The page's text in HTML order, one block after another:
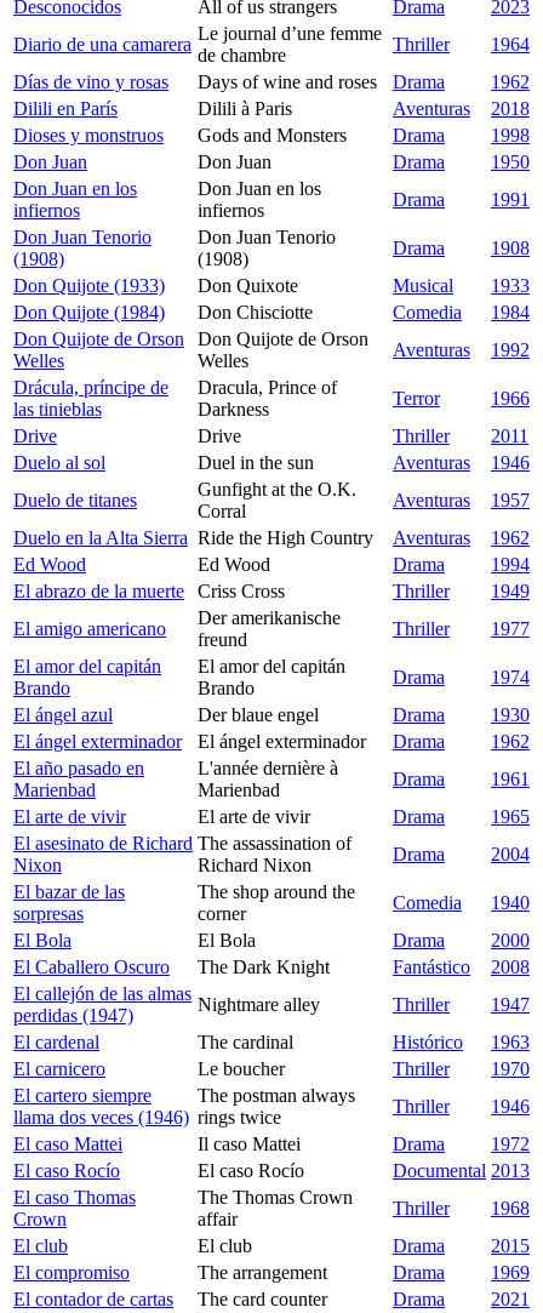
Desconocidos
All of us strangers Drama
2023
Diario de una camarera
Le journal d’une femme
de chambre
Thriller
1964
Días de vino y rosas
Days of wine and roses Drama
1962
Dilili en París
Dilili à Paris Aventuras
2018
Dioses y monstruos
Gods and Monsters Drama
1998
Don Juan
Don Juan Drama
1950
Don Juan en los
infiernos
Don Juan en los
infiernos
Drama
1991
Don Juan Tenorio
(1908)
Don Juan Tenorio
(1908)
Drama
1908
Don Quijote (1933)
Don Quixote Musical
1933
Don Quijote (1984)
Don Chisciotte Comedia
1984
Don Quijote de Orson
Welles
Don Quijote de Orson
Welles
Aventuras
1992
Drácula, príncipe de
las tinieblas
Dracula, Prince of
Darkness
Terror
1966
Drive
Drive Thriller
2011
Duelo al sol
Duel in the sun Aventuras
1946
Duelo de titanes
Gunfight at the O.K.
Corral
Aventuras
1957
Duelo en la Alta Sierra Ride the High Country Aventuras
1962
Ed Wood
Ed Wood Drama
1994
El abrazo de la muerte
Criss Cross Thriller
1949
El amigo americano
Der amerikanische
freund
Thriller
1977
El amor del capitán
Brando
El amor del capitán
Brando
Drama
1974
El ángel azul
Der blaue engel Drama
1930
El ángel exterminador
El ángel exterminador Drama
1962
El año pasado en
Marienbad
L'année dernière à
Marienbad
Drama
1961
El arte de vivir
El arte de vivir Drama
1965
El asesinato de Richard
Nixon
The assassination of
Richard Nixon
Drama
2004
El bazar de las
sorpresas
The shop around the
corner
Comedia
1940
El Bola
El Bola Drama
2000
El Caballero Oscuro
The Dark Knight Fantástico
2008
El callejón de las almas
perdidas (1947)
Nightmare alley Thriller
1947
El cardenal
The cardinal Histórico
1963
El carnicero
Le boucher Thriller
1970
El cartero siempre
llama dos veces (1946)
The postman always
rings twice
Thriller
1946
El caso Mattei
Il caso Mattei Drama
1972
El caso Rocío
El caso Rocío Documental 2013
El caso Thomas
Crown
The Thomas Crown
affair
Thriller
1968
El club
El club Drama
2015
El compromiso
The arrangement Drama
1969
El contador de cartas
The card counter Drama
2021